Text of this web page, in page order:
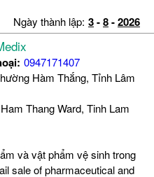
Ngày thành lập: 3-8-2026
0947171407
Hàm Thắng, Tỉnh Lâm
Thang Ward, Tinh Lam
và vật phẩm vệ sinh trong
sale of pharmaceutical and